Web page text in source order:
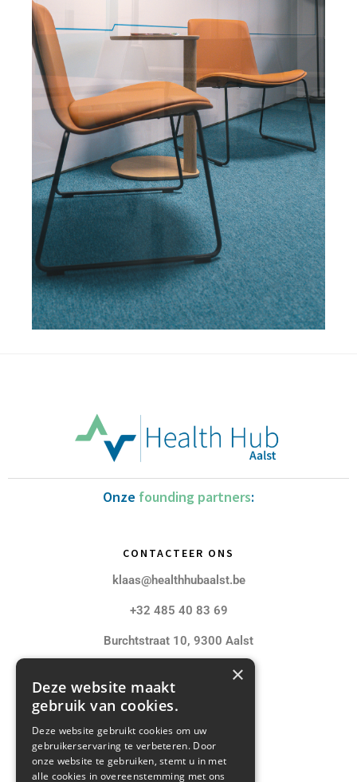
Onze founding partners:
CONTACTEER ONS
klaas@healthhubaalst.be
+32 485 40 83 69
Burchtstraat 10, 9300 Aalst
×
Deze website maakt
gebruik van cookies.
Deze website gebruikt cookies om uw
gebruikerservaring te verbeteren. Door
onze website te gebruiken, stemt u in met
alle cookies in overeenstemming met ons